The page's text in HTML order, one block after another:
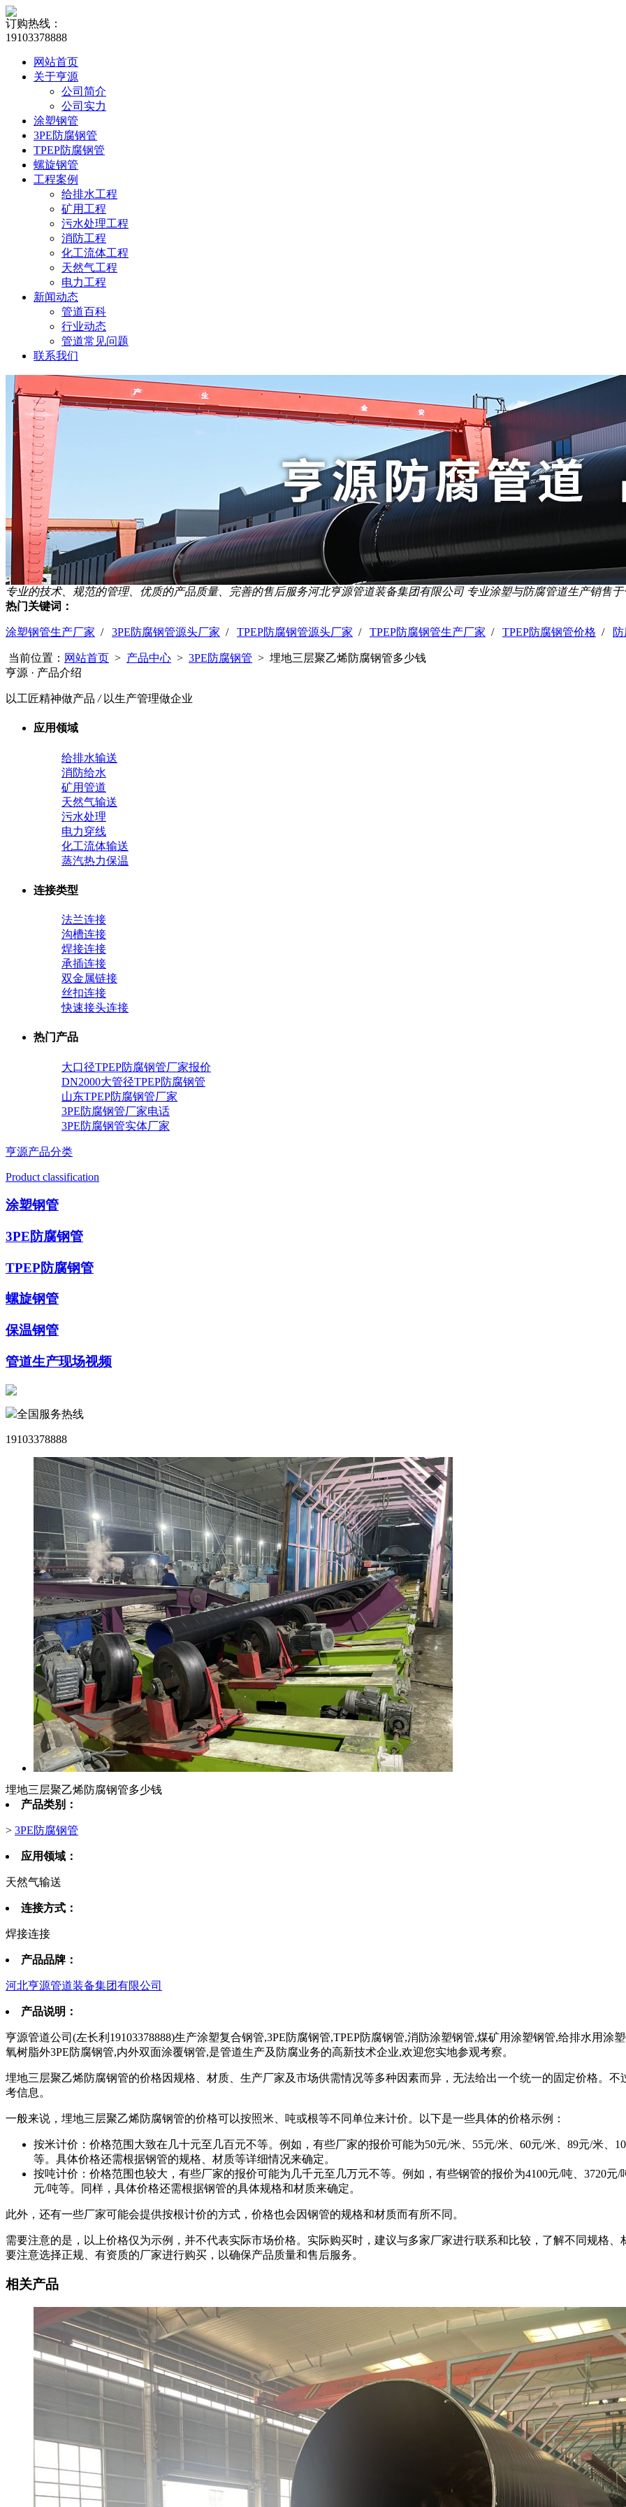
订购热线：
19103378888
网站首页
关于亨源
公司简介
公司实力
涂塑钢管
3PE防腐钢管
TPEP防腐钢管
螺旋钢管
工程案例
给排水工程
矿用工程
污水处理工程
消防工程
化工流体工程
天然气工程
电力工程
新闻动态
管道百科
行业动态
管道常见问题
联系我们
专业的技术、规范的管理、优质的产品质量、完善的售后服务河北亨源管道装备集团有限公司 专业涂塑与防腐管道生产销售
热门关键词：
涂塑钢管生产厂家 / 3PE防腐钢管源头厂家 / TPEP防腐钢管源头厂家 / TPEP防腐钢管生产厂家 / TPEP防腐钢管价格 /
当前位置： 网站首页 > 产品中心 > 3PE防腐钢管 > 埋地三层聚乙烯防腐钢管多少钱
亨源 · 产品介绍
以工匠精神做产品 /以生产管理做企业
应用领域
给排水输送
消防给水
矿用管道
天然气输送
污水处理
电力穿线
化工流体输送
蒸汽热力保温
连接类型
法兰连接
沟槽连接
焊接连接
承插连接
双金属链接
丝扣连接
快速接头连接
热门产品
大口径TPEP防腐钢管厂家报价
DN2000大管径TPEP防腐钢管
山东TPEP防腐钢管厂家
3PE防腐钢管厂家电话
3PE防腐钢管实体厂家
亨源产品分类
Product classification
涂塑钢管
3PE防腐钢管
TPEP防腐钢管
螺旋钢管
保温钢管
管道生产现场视频
全国服务热线
19103378888
埋地三层聚乙烯防腐钢管多少钱
产品类别：
> 3PE防腐钢管
应用领域：
天然气输送
连接方式：
焊接连接
产品品牌：
河北亨源管道装备集团有限公司
产品说明：
亨源管道公司(左长利19103378888)生产涂塑复合钢管,3PE防腐钢管,TPEP防腐钢管,消防涂塑钢管,煤矿用涂塑钢管,给排水用
氧树脂外3PE防腐钢管,内外双面涂覆钢管,是管道生产及防腐业务的高新技术企业,欢迎您实地参观考察。
埋地三层聚乙烯防腐钢管的价格因规格、材质、生产厂家及市场供需情况等多种因素而异，无法给出一个统一的固定价格。
考信息。
一般来说，埋地三层聚乙烯防腐钢管的价格可以按照米、吨或根等不同单位来计价。以下是一些具体的价格示例：
按米计价：价格范围大致在几十元至几百元不等。例如，有些厂家的报价可能为50元/米、55元/米、60元/米、89元/米、
等。具体价格还需根据钢管的规格、材质等详细情况来确定。
按吨计价：价格范围也较大，有些厂家的报价可能为几千元至几万元不等。例如，有些钢管的报价为4100元/吨、3720元/
元/吨等。同样，具体价格还需根据钢管的具体规格和材质来确定。
此外，还有一些厂家可能会提供按根计价的方式，价格也会因钢管的规格和材质而有所不同。
需要注意的是，以上价格仅为示例，并不代表实际市场价格。实际购买时，建议与多家厂家进行联系和比较，了解不同规格
要注意选择正规、有资质的厂家进行购买，以确保产品质量和售后服务。
相关产品